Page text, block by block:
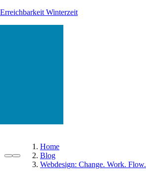
Erreichbarkeit Winterzeit
Home
Blog
Webdesign: Change. Work. Flow.